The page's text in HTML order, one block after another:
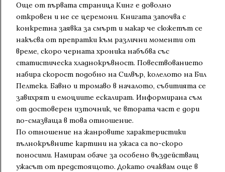
Още от първата страница Кинг е доволно
откровен и не се церемони. Книгата започва с
конкретна заявка за смърт и макар че сюжетът се
накъсва от препратки към различни моменти от
време, скоро черната хроника набъбва със
статистическа хладнокръвност. Повествованието
набира скорост подобно на Силвър, колелото на Бил
Пелтека. Бавно и тромаво в началото, събитията се
завихрят и емоциите ескалират. Информирана съм
от достоверен източник, че втората част е дори
по-смазваща в това отношение.
По отношение на жанровите характеристики
пълнокръвните картини на ужаса са по-скоро
поносими. Намирам обаче за особено въздействащ
ужасът от предстоящото. Докато очаквам още в